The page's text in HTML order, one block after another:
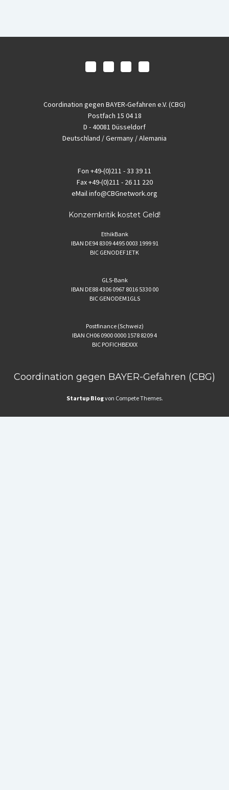
Coordination gegen BAYER-Gefahren e.V. (CBG)
Postfach 15 04 18
D - 40081 Düsseldorf
Deutschland / Germany / Alemania
Fon +49-(0)211 - 33 39 11
Fax+49-(0)211 - 26 11 220
eMailinfo@CBGnetwork.org
Konzernkritik kostet Geld!
EthikBank
IBAN DE94 8309 4495 0003 1999 91
BIC GENODEF1ETK
GLS-Bank
IBAN DE88 4306 0967 8016 5330 00
BIC GENODEM1GLS
Postfinance (Schweiz)
IBAN CH06 0900 0000 1578 8209 4
BIC POFICHBEXXX
Coordination gegen BAYER-Gefahren (CBG)
Startup Blogvon Compete Themes.